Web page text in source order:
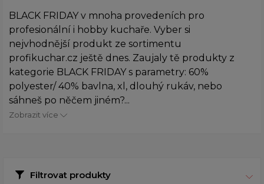
BLACK FRIDAY v mnoha provedeních pro
profesionální i hobby kuchaře. Vyber si
nejvhodnější produkt ze sortimentu
profikuchar.cz ještě dnes. Zaujaly tě produkty z
kategorie BLACK FRIDAY s parametry: 60%
polyester/ 40% bavlna, xl, dlouhý rukáv, nebo
sáhneš po něčem jiném?...
Zobrazit více
Filtrovat produkty